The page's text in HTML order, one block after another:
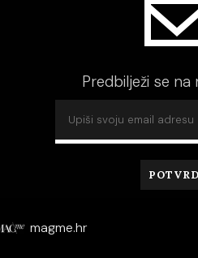
Predbilježi se
magme.hr